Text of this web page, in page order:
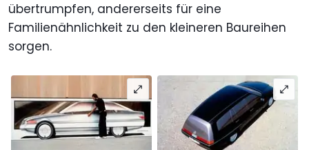
übertrumpfen, andererseits für eine
Familienähnlichkeit zu den kleineren Baureihen
sorgen.